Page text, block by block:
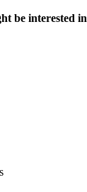
be interested in